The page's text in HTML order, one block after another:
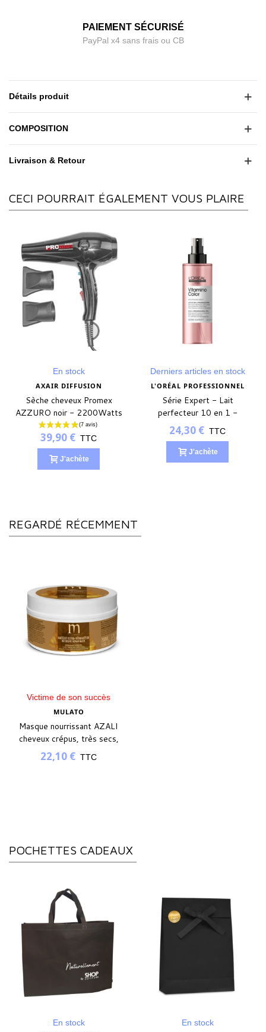
PAIEMENT SÉCURISÉ
PayPal x4 sans frais ou CB
Détails produit
COMPOSITION
Livraison & Retour
CECI POURRAIT ÉGALEMENT VOUS PLAIRE
En stock
AXAIR DIFFUSION
Sèche cheveux Promex
AZZURO noir - 2200Watts
39,90 € TTC
J'achète
Derniers articles en stock
L'ORÉAL PROFESSIONNEL
Série Expert - Lait
perfecteur 10 en 1 -
VITAMINO COLOR
24,30 € TTC
J'achète
REGARDÉ RÉCEMMENT
Victime de son succès
MULATO
Masque nourrissant AZALI
cheveux crépus, très secs,
défrisés
22,10 € TTC
POCHETTES CADEAUX
En stock En stock